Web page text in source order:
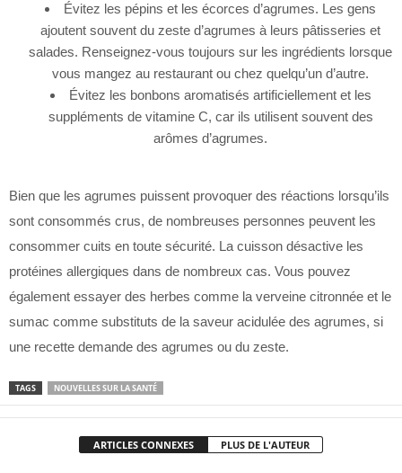
Évitez les pépins et les écorces d’agrumes. Les gens
ajoutent souvent du zeste d’agrumes à leurs pâtisseries et
salades. Renseignez-vous toujours sur les ingrédients lorsque
vous mangez au restaurant ou chez quelqu’un d’autre.
Évitez les bonbons aromatisés artificiellement et les
suppléments de vitamine C, car ils utilisent souvent des
arômes d’agrumes.
Bien que les agrumes puissent provoquer des réactions lorsqu’ils
sont consommés crus, de nombreuses personnes peuvent les
consommer cuits en toute sécurité. La cuisson désactive les
protéines allergiques dans de nombreux cas. Vous pouvez
également essayer des herbes comme la verveine citronnée et le
sumac comme substituts de la saveur acidulée des agrumes, si
une recette demande des agrumes ou du zeste.
TAGS NOUVELLES SUR LA SANTÉ
ARTICLES CONNEXES PLUS DE L'AUTEUR